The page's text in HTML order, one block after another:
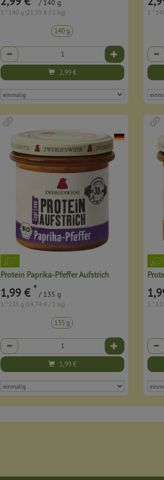
/ 140 g
1 * 140 g (21,35 € / 1 kg)
140 g
Anzahl
2,99€
1 *
Protein Paprika-Pfeffer Aufstrich
1,99 €* / 135 g
1 * 135 g (14,74 € / 1 kg)
135 g
Anzahl
1,99€
1 *